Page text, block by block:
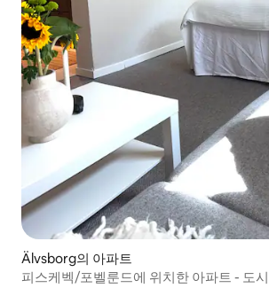
Älvsborg의 아파트
피스케벡/포벨룬드에 위치한 아파트 - 도